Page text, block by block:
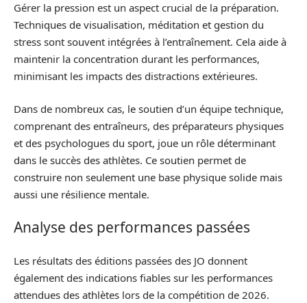
Gérer la pression est un aspect crucial de la préparation.
Techniques de visualisation, méditation et gestion du
stress sont souvent intégrées à l’entraînement. Cela aide à
maintenir la concentration durant les performances,
minimisant les impacts des distractions extérieures.
Dans de nombreux cas, le soutien d’un équipe technique,
comprenant des entraîneurs, des préparateurs physiques
et des psychologues du sport, joue un rôle déterminant
dans le succès des athlètes. Ce soutien permet de
construire non seulement une base physique solide mais
aussi une résilience mentale.
Analyse des performances passées
Les résultats des éditions passées des JO donnent
également des indications fiables sur les performances
attendues des athlètes lors de la compétition de 2026.